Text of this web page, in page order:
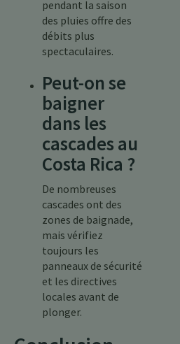
pendant la saison
des pluies offre des
débits plus
spectaculaires.
Peut-on se
baigner
dans les
cascades au
Costa Rica ?
De nombreuses
cascades ont des
zones de baignade,
mais vérifiez
toujours les
panneaux de sécurité
et les directives
locales avant de
plonger.